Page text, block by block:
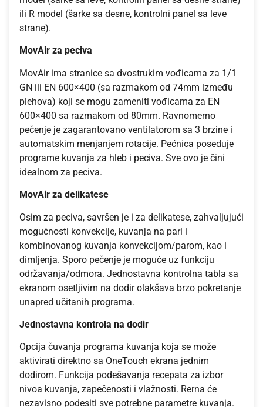
ili R model (šarke sa desne, kontrolni panel sa leve
strane).
MovAir za peciva
MovAir ima stranice sa dvostrukim vođicama za 1/1
GN ili EN 600×400 (sa razmakom od 74mm između
plehova) koji se mogu zameniti vođicama za EN
600×400 sa razmakom od 80mm. Ravnomerno
pečenje je zagarantovano ventilatorom sa 3 brzine i
automatskim menjanjem rotacije. Pećnica poseduje
programe kuvanja za hleb i peciva. Sve ovo je čini
idealnom za peciva.
MovAir za delikatese
Osim za peciva, savršen je i za delikatese, zahvaljujući
mogućnosti konvekcije, kuvanja na pari i
kombinovanog kuvanja konvekcijom/parom, kao i
dimljenja. Sporo pečenje je moguće uz funkciju
održavanja/odmora. Jednostavna kontrolna tabla sa
ekranom osetljivim na dodir olakšava brzo pokretanje
unapred učitanih programa.
Jednostavna kontrola na dodir
Opcija čuvanja programa kuvanja koja se može
aktivirati direktno sa OneTouch ekrana jednim
dodirom. Funkcija podešavanja recepata za izbor
nivoa kuvanja, zapečenosti i vlažnosti. Rerna će
nezavisno podesiti sve potrebne parametre kuvanja.